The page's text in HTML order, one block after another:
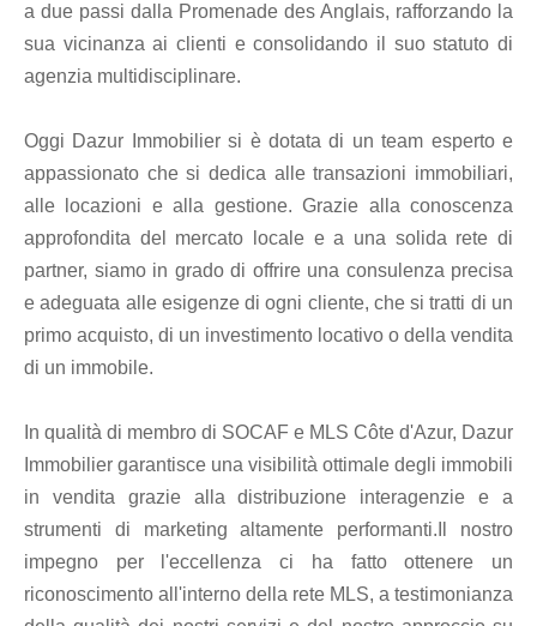
a due passi dalla Promenade des Anglais, rafforzando la
sua vicinanza ai clienti e consolidando il suo statuto di
agenzia multidisciplinare.
Oggi Dazur Immobilier si è dotata di un team esperto e
appassionato che si dedica alle transazioni immobiliari,
alle locazioni e alla gestione. Grazie alla conoscenza
approfondita del mercato locale e a una solida rete di
partner, siamo in grado di offrire una consulenza precisa
e adeguata alle esigenze di ogni cliente, che si tratti di un
primo acquisto, di un investimento locativo o della vendita
di un immobile.
In qualità di membro di SOCAF e MLS Côte d'Azur, Dazur
Immobilier garantisce una visibilità ottimale degli immobili
in vendita grazie alla distribuzione interagenzie e a
strumenti di marketing altamente performanti.Il nostro
impegno per l'eccellenza ci ha fatto ottenere un
riconoscimento all'interno della rete MLS, a testimonianza